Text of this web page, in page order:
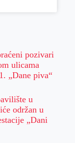
pozivari
ulicama
„Dane piva“
u
održan u
„Dani